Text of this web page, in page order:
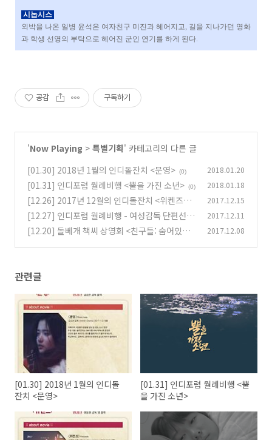
시놉시스
외박을 나온 일병 윤석은 여자친구 미진과 헤어지고, 길을 지나가던 영화
과 학생 선영의 부탁으로 헤어진 군인 연기를 하게 된다.
공감 구독하기
'Now Playing > 특별기획' 카테고리의 다른 글
[01.30] 2018년 1월의 인디돌잔치 <문영> (0) 2018.01.20
[01.31] 인디포럼 월례비행 <뿔을 가진 소년> (0) 2018.01.18
[12.26] 2017년 12월의 인디돌잔치 <위켄즈>
(0)
2017.12.15
[12.27] 인디포럼 월례비행 - 여성감독 단편선
(0)
2017.12.11
[12.20] 돌베개 책씨 상영회 <친구들: 숨어있는
2017.12.08
관련글
[01.30] 2018년 1월의 인디돌
잔치 <문영>
[01.31] 인디포럼 월례비행 <뿔
을 가진 소년>